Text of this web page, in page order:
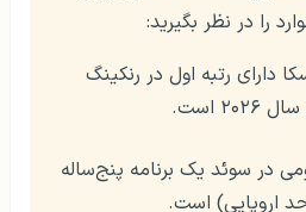
را در نظر بگیرید:
دارای رتبه اول در رنکینگ
در سوئد یک برنامه پنج‌ساله